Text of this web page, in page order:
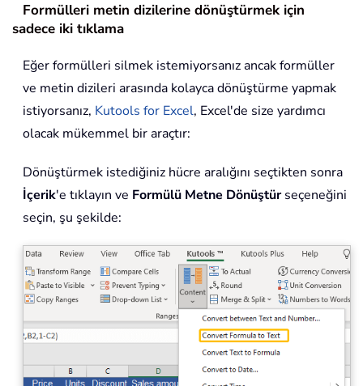
Formülleri metin dizilerine dönüştürmek için
sadece iki tıklama
Eğer formülleri silmek istemiyorsanız ancak formüller
ve metin dizileri arasında kolayca dönüştürme yapmak
istiyorsanız, Kutools for Excel, Excel'de size yardımcı
olacak mükemmel bir araçtır:
Dönüştürmek istediğiniz hücre aralığını seçtikten sonra
İçerik'e tıklayın ve Formülü Metne Dönüştürseçeneğini
seçin, şu şekilde: